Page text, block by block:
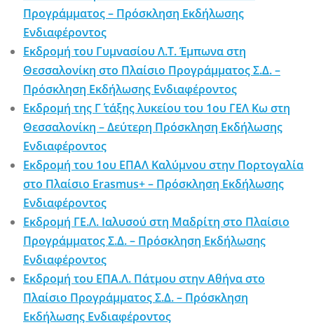
Προγράμματος – Πρόσκληση Εκδήλωσης
Ενδιαφέροντος
Εκδρομή του Γυμνασίου Λ.Τ. Έμπωνα στη
Θεσσαλονίκη στο Πλαίσιο Προγράμματος Σ.Δ. –
Πρόσκληση Εκδήλωσης Ενδιαφέροντος
Εκδρομή της Γ΄ τάξης λυκείου του 1ου ΓΕΛ Κω στη
Θεσσαλονίκη – Δεύτερη Πρόσκληση Εκδήλωσης
Ενδιαφέροντος
Εκδρομή του 1ου ΕΠΑΛ Καλύμνου στην Πορτογαλία
στο Πλαίσιο Erasmus+ – Πρόσκληση Εκδήλωσης
Ενδιαφέροντος
Εκδρομή ΓΕ.Λ. Ιαλυσού στη Μαδρίτη στο Πλαίσιο
Προγράμματος Σ.Δ. – Πρόσκληση Εκδήλωσης
Ενδιαφέροντος
Εκδρομή του ΕΠΑ.Λ. Πάτμου στην Αθήνα στο
Πλαίσιο Προγράμματος Σ.Δ. – Πρόσκληση
Εκδήλωσης Ενδιαφέροντος